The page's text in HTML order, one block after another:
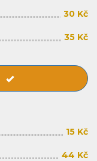
30 Kč
35 Kč
15 Kč
44 Kč